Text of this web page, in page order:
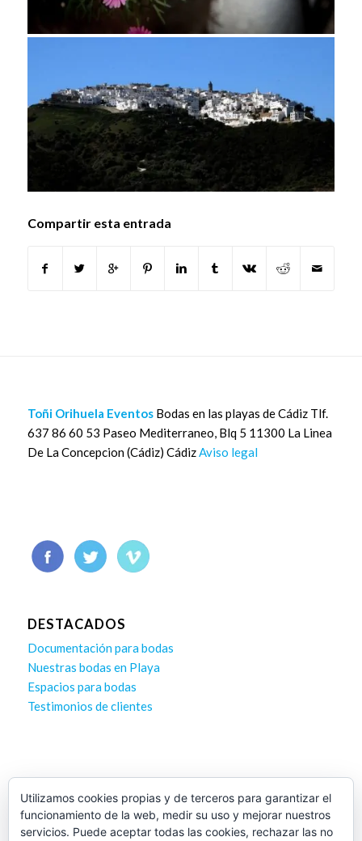
Compartir esta entrada
Toñi Orihuela EventosBodas en las playas de Cádiz Tlf.
637 86 60 53 Paseo Mediterraneo, Blq 5 11300 La Linea
De La Concepcion (Cádiz) Cádiz Aviso legal
DESTACADOS
Documentación para bodas
Nuestras bodas en Playa
Espacios para bodas
Testimonios de clientes
SÍGUENOS FACEBOOK
Utilizamos cookies propias y de terceros para garantizar el
funcionamiento de la web, medir su uso y mejorar nuestros
servicios. Puede aceptar todas las cookies, rechazar las no